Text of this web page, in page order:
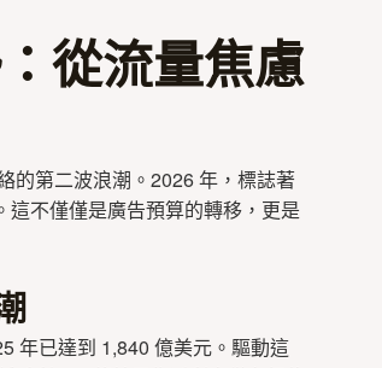
從流量焦慮
的第二波浪潮。2026 年，標誌著
這不僅僅是廣告預算的轉移，更是
年已達到 1,840 億美元。驅動這